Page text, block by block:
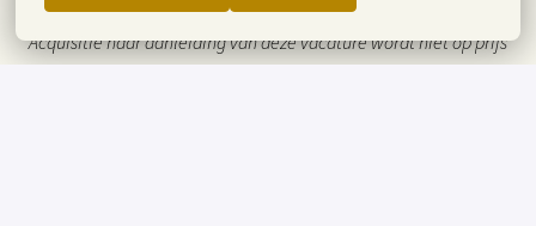
Acquisitie naar aanleiding van deze vacature wordt niet op prijs
gesteld.